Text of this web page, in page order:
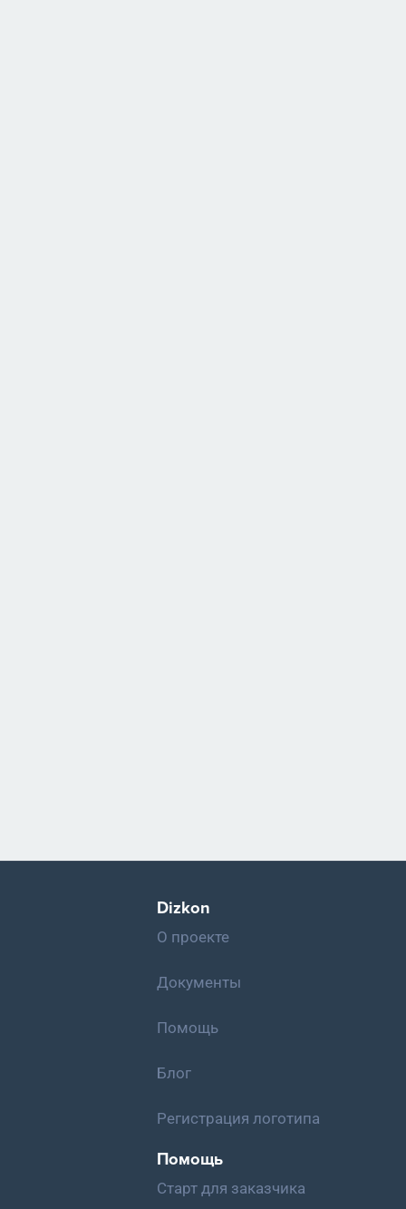
Dizkon
О проекте
Документы
Помощь
Блог
Регистрация логотипа
Помощь
Старт для заказчика